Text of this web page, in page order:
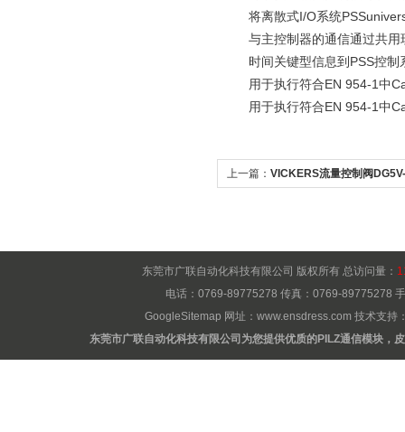
将离散式I/O系统
与主控制器的通信通过共
时间关键型信息到PSS控
用于执行符合EN 954-1中
用于执行符合EN 954-1中
上一篇： VICKERS流量控制阀
东莞市广联自动化科技有限公司 版权所有 总访问量：
电话：0769-89775278 传真：0769-89775278
GoogleSitemap 网址： www.ensdress.com 技术支持
东莞市广联自动化科技有限公司为您提供优质的PILZ通信模块，